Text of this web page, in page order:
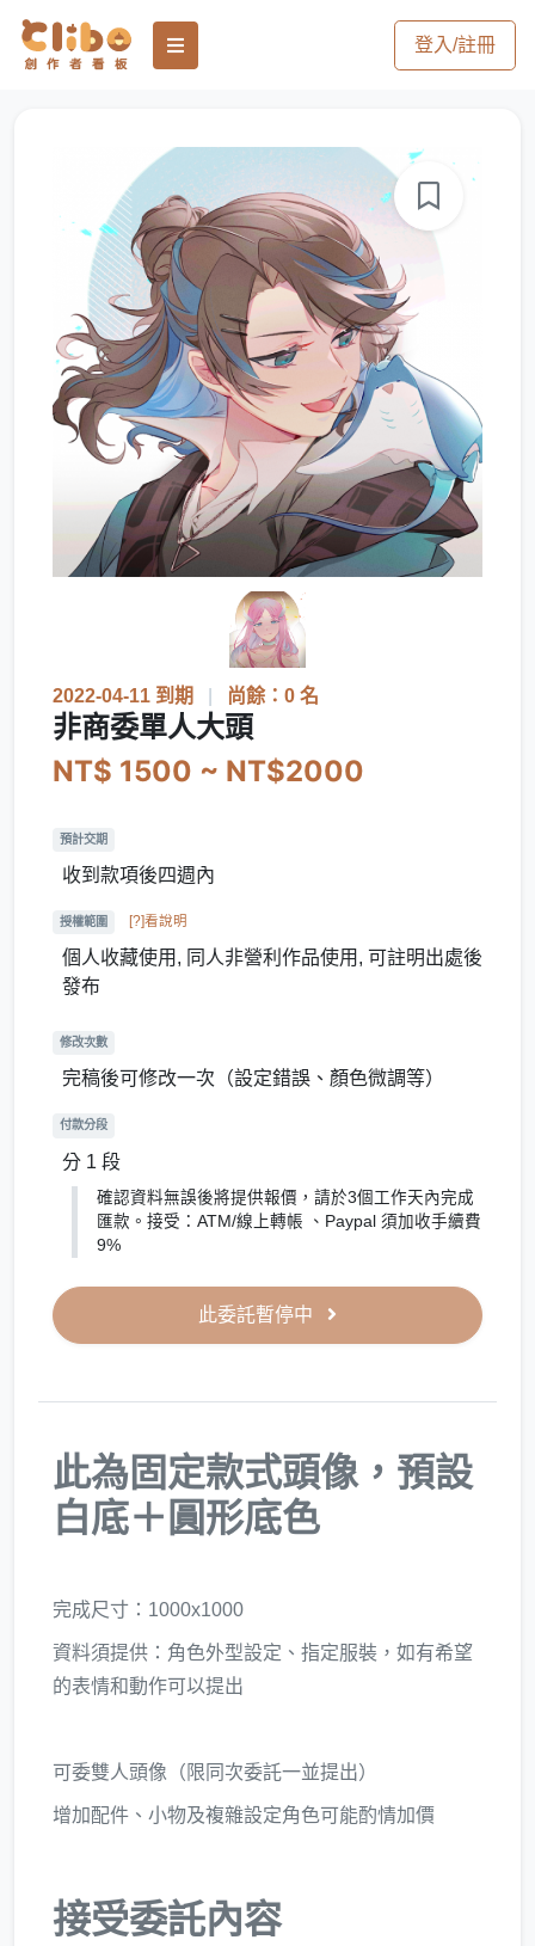
登入/註冊
2022-04-11 到期 尚餘：0 名
非商委單人大頭
NT$ 1500 ~ NT$2000
預計交期
收到款項後四週內
授權範圍 [?]看說明
個人收藏使用, 同人非營利作品使用, 可註明出處後
發布
修改次數
完稿後可修改一次（設定錯誤、顏色微調等）
付款分段
分 1 段
確認資料無誤後將提供報價，請於3個工作天內完成
匯款。接受：ATM/線上轉帳 、Paypal 須加收手續費
9%
此委託暫停中
此為固定款式頭像，預設
白底＋圓形底色
完成尺寸：1000x1000
資料須提供：角色外型設定、指定服裝，如有希望
的表情和動作可以提出
可委雙人頭像（限同次委託一並提出）
增加配件、小物及複雜設定角色可能酌情加價
接受委託內容